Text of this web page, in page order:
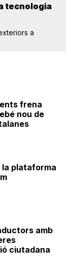
tecnologia
a
frena
nou de
la plataforma
amb
ciutadana